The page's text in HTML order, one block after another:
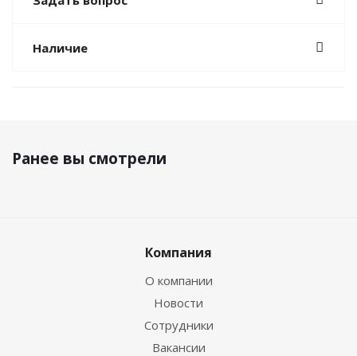
Наличие
Ранее вы смотрели
Компания
О компании
Новости
Сотрудники
Вакансии